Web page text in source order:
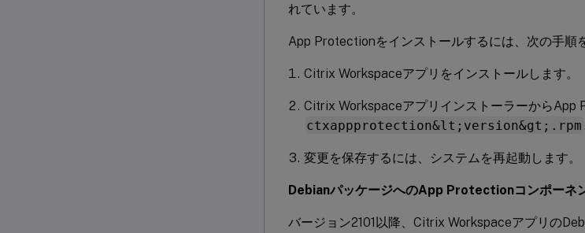
れています。
App Protectionをインストールするには、次の手順
Citrix Workspaceアプリをインストールします。
Citrix WorkspaceアプリインストーラーからApp
ctxappprotection&lt;version&gt;.rpm
変更を保存するには、システムを再起動します。
DebianパッケージへのApp Protectionコンポーネ
バージョン2101以降、Citrix Workspaceアプリの